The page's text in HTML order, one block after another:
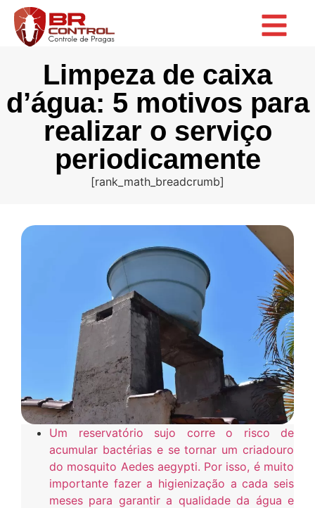
Limpeza de caixa
d’água: 5 motivos para
realizar o serviço
periodicamente
[rank_math_breadcrumb]
Um reservatório sujo corre o risco de
acumular bactérias e se tornar um criadouro
do mosquito Aedes aegypti. Por isso, é muito
importante fazer a higienização a cada seis
meses para garantir a qualidade da água e